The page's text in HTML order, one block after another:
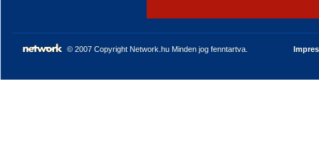
© 2007 Copyright Network.hu Minden jog fenntartva.